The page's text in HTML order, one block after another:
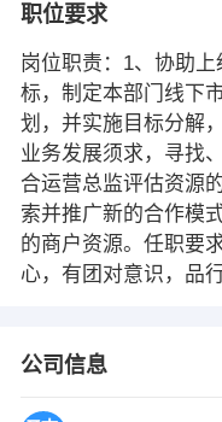
职位要求
岗位职责：1、协助
标，制定本部门线下
划，并实施目标分解
业务发展须求，寻找
合运营总监评估资源
索并推广新的合作模
的商户资源。任职要
心，有团对意识，品
公司信息